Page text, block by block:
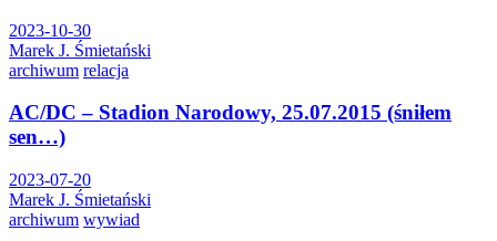
2023-10-30
Marek J. Śmietański
archiwum relacja
AC/DC – Stadion Narodowy, 25.07.2015 (śniłem
sen…)
2023-07-20
Marek J. Śmietański
archiwum wywiad